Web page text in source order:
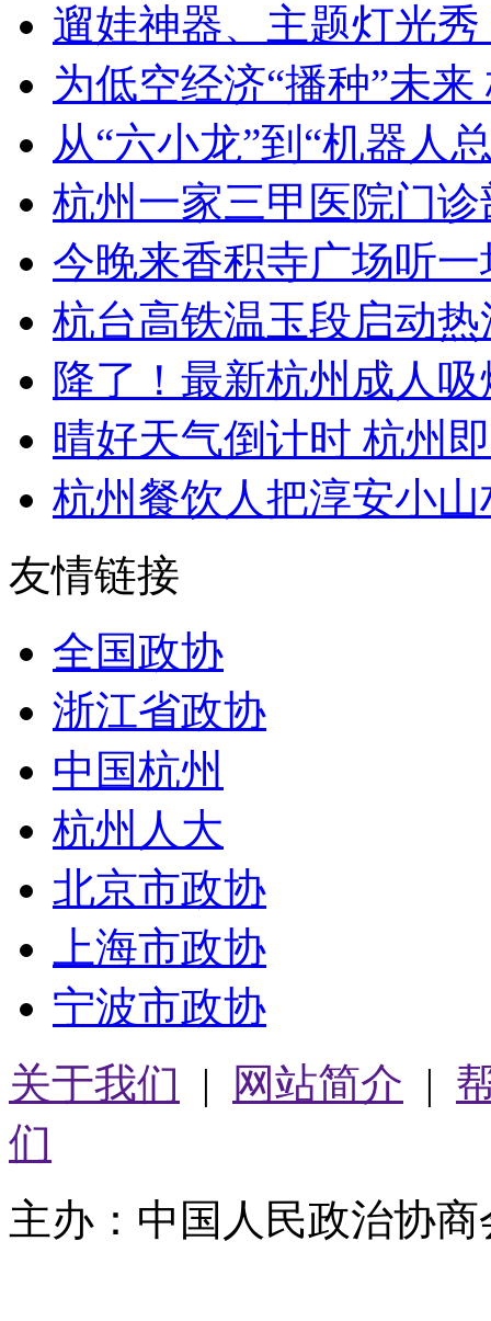
遛娃神器、主题灯光秀
为低空经济“播种”未
从“六小龙”到“机器人
杭州一家三甲医院门
今晚来香积寺广场听
杭台高铁温玉段启动
降了！最新杭州成人吸
晴好天气倒计时 杭州
杭州餐饮人把淳安小山
友情链接
全国政协
浙江省政协
中国杭州
杭州人大
北京市政协
上海市政协
宁波市政协
关于我们 | 网站简介 |
们
主办：中国人民政治协